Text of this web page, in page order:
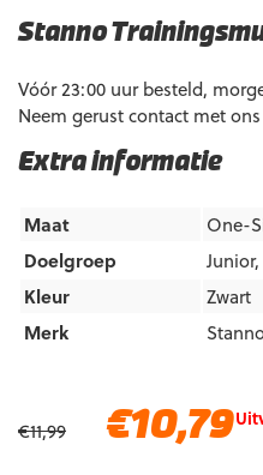
€11,99
Oorspronkelijke
€10,79
Extra informatie
Maat
One-
Doelgroep
Junior,
Kleur
Zwart
Merk
Stanno
Vóór 23:00 uur besteld,
Neem gerust contact met